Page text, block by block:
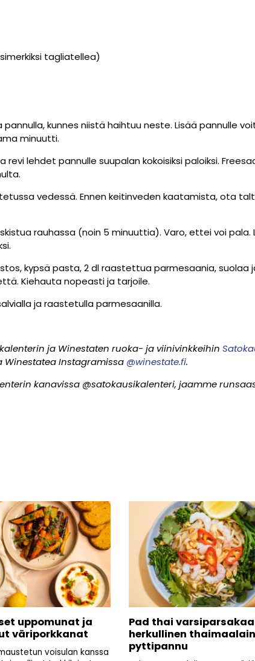
tagliatellea)
kunnes niistä haihtuu neste. Lisää pannulle
minuutti.
revi lehdet pannulle suupalan kokoisiksi paloiksi.
vedessä. Ennen keitinveden kaatamista, ota
rauhassa (noin 5 minuuttia). Varo, ettei voi
kypsä pasta, 2 dl raastettua parmesaania, suolaa
Kiehauta nopeasti ja tarjoile.
ja raastetulla parmesaanilla.
ja Winestaten ruoka- ja viinivinkkeihin
Winestatea Instagramissa @winestate.fi.
kanavissa @satokausikalenteri, jaamme
uppomunat ja
väriporkkanat
voisulan kanssa
Pad thai
herkullinen
pyttipannu